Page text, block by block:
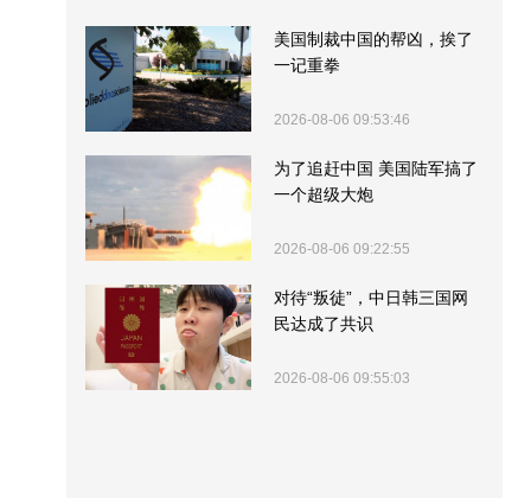
美国制裁中国的帮凶，挨了
一记重拳
2026-08-06 09:53:46
为了追赶中国 美国陆军搞了
一个超级大炮
2026-08-06 09:22:55
对待“叛徒”，中日韩三国网
民达成了共识
2026-08-06 09:55:03